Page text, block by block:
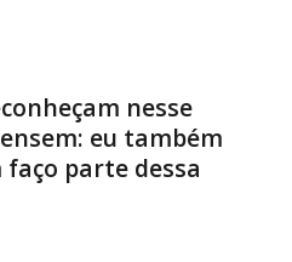
nesse
eu também
parte dessa